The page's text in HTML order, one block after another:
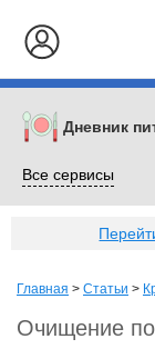
Дневник
Все сервисы
Главная > Статьи >
Очищение